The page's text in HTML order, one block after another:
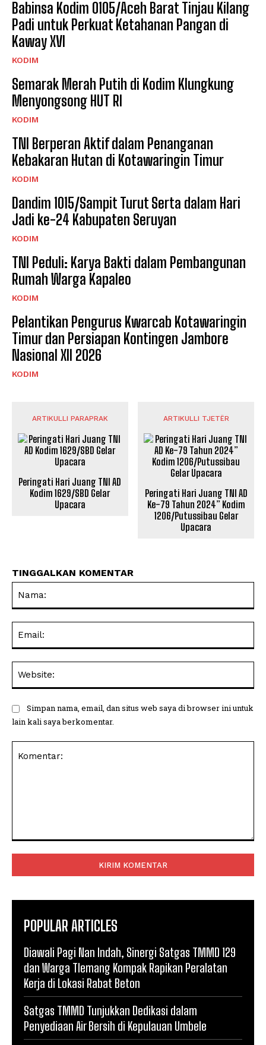
Babinsa Kodim 0105/Aceh Barat Tinjau Kilang
Padi untuk Perkuat Ketahanan Pangan di
Kaway XVI
KODIM
Semarak Merah Putih di Kodim Klungkung
Menyongsong HUT RI
KODIM
TNI Berperan Aktif dalam Penanganan
Kebakaran Hutan di Kotawaringin Timur
KODIM
Dandim 1015/Sampit Turut Serta dalam Hari
Jadi ke-24 Kabupaten Seruyan
KODIM
TNI Peduli: Karya Bakti dalam Pembangunan
Rumah Warga Kapaleo
KODIM
Pelantikan Pengurus Kwarcab Kotawaringin
Timur dan Persiapan Kontingen Jambore
Nasional XII 2026
KODIM
ARTIKULLI PARAPRAK
Peringati Hari Juang TNI AD
Kodim 1629/SBD Gelar
Upacara
ARTIKULLI TJETËR
Peringati Hari Juang TNI AD
Ke-79 Tahun 2024” Kodim
1206/Putussibau Gelar
Upacara
TINGGALKAN KOMENTAR
Simpan nama, email, dan situs web saya di browser ini untuk
lain kali saya berkomentar.
POPULAR ARTICLES
Diawali Pagi Nan Indah, Sinergi Satgas TMMD 129
dan Warga Tlemang Kompak Rapikan Peralatan
Kerja di Lokasi Rabat Beton
Satgas TMMD Tunjukkan Dedikasi dalam
Penyediaan Air Bersih di Kepulauan Umbele